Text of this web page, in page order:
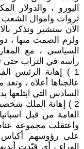
اليورو ، والدولار
ثروات واموال الشعب
الآن سنشير ونذكر
ولزم الصمت منها ،
السياسي ، مع
رأسه في التراب حتى
عالجناها أعلاه ،
السادس التي
2 ) إهانة الملك
العامة من قبل
واعتقلت مجموعة
على رؤوسهم أكياس
الوراء ، أي قيّدت